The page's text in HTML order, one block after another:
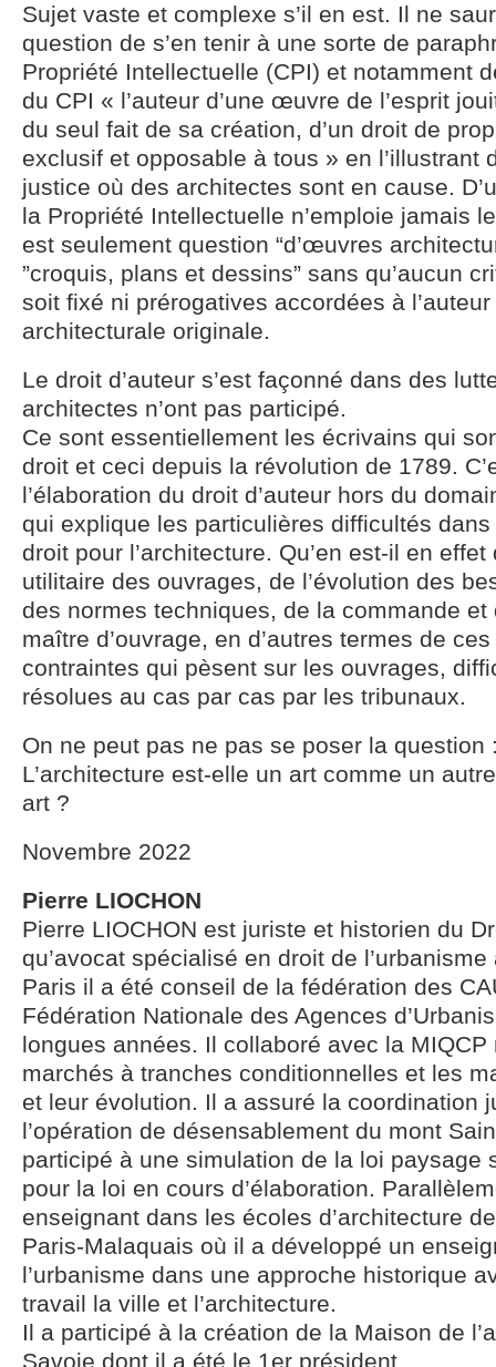
Sujet vaste et complexe s’il en est. Il ne
question de s’en tenir à une sorte de
Propriété Intellectuelle (CPI) et notamment
du CPI « l’auteur d’une œuvre de l’esprit
du seul fait de sa création, d’un droit de
exclusif et opposable à tous » en l’illustrant
justice où des architectes sont en cause.
la Propriété Intellectuelle n’emploie jamais
est seulement question “d’œuvres
”croquis, plans et dessins” sans qu’aucun
soit fixé ni prérogatives accordées à
architecturale originale.
Le droit d’auteur s’est façonné dans des
architectes n’ont pas participé.
Ce sont essentiellement les écrivains qui
droit et ceci depuis la révolution de 1789.
l’élaboration du droit d’auteur hors du
qui explique les particulières difficultés dans
droit pour l’architecture. Qu’en est-il en
utilitaire des ouvrages, de l’évolution des
des normes techniques, de la commande et
maître d’ouvrage, en d’autres termes de
contraintes qui pèsent sur les ouvrages,
résolues au cas par cas par les tribunaux.
On ne peut pas ne pas se poser la question
L’architecture est-elle un art comme un
art ?
Novembre 2022
Pierre LIOCHON
Pierre LIOCHON est juriste et historien du
qu’avocat spécialisé en droit de
Paris il a été conseil de la fédération des
Fédération Nationale des Agences
longues années. Il collaboré avec la
marchés à tranches conditionnelles et les
et leur évolution. Il a assuré la coordination
l’opération de désensablement du mont
participé à une simulation de la loi paysage
pour la loi en cours d’élaboration.
enseignant dans les écoles d’architecture
Paris-Malaquais où il a développé un
l’urbanisme dans une approche historique
travail la ville et l’architecture.
Il a participé à la création de la Maison de
Savoie dont il a été le 1er président.